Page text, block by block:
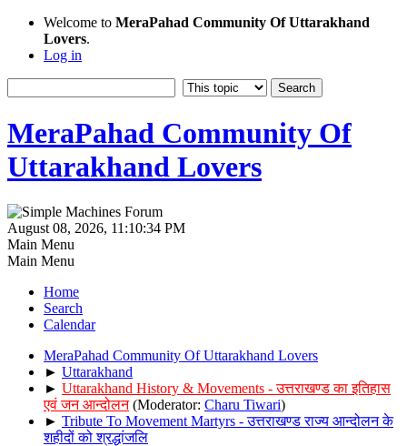
Welcome to MeraPahad Community Of Uttarakhand
Lovers.
Log in
MeraPahad Community Of
Uttarakhand Lovers
August 08, 2026, 11:10:34 PM
Main Menu
Main Menu
Home
Search
Calendar
MeraPahad Community Of Uttarakhand Lovers
► Uttarakhand
► Uttarakhand History & Movements - उत्तराखण्ड का इतिहास
एवं जन आन्दोलन (Moderator: Charu Tiwari)
► Tribute To Movement Martyrs - उत्तराखण्ड राज्य आन्दोलन के
शहीदों को श्रद्धांजलि